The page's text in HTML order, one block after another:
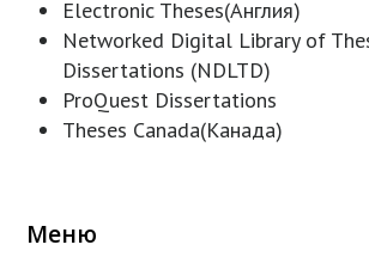
Electronic Theses(Англия)
Networked Digital Library of
Dissertations (NDLTD)
ProQuest Dissertations
Theses Canada(Канада)
Меню